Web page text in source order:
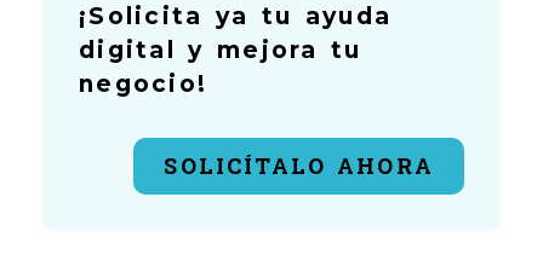
¡Solicita ya tu ayuda
digital y mejora tu
negocio!
SOLICÍTALO AHORA